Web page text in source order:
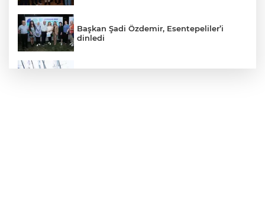
Başkan Şadi Özdemir, Esentepeliler’i
dinledi